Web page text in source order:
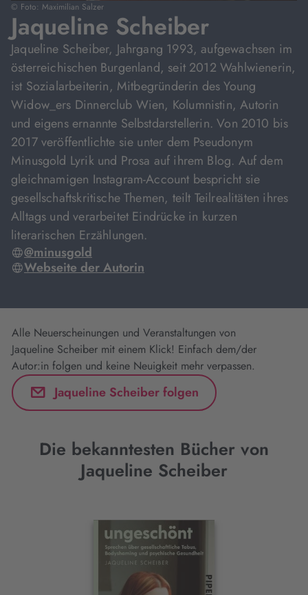
© Foto: Maximilian Salzer
Jaqueline Scheiber
Jaqueline Scheiber, Jahrgang 1993, aufgewachsen im
österreichischen Burgenland, seit 2012 Wahlwienerin,
ist Sozialarbeiterin, Mitbegründerin des Young
Widow_ers Dinnerclub Wien, Kolumnistin, Autorin
und eigens ernannte Selbstdarstellerin. Von 2010 bis
2017 veröffentlichte sie unter dem Pseudonym
Minusgold Lyrik und Prosa auf ihrem Blog. Auf dem
gleichnamigen Instagram-Account bespricht sie
gesellschaftskritische Themen, teilt Teilrealitäten ihres
Alltags und verarbeitet Eindrücke in kurzen
literarischen Erzählungen.
@minusgold
Webseite der Autorin
Alle Neuerscheinungen und Veranstaltungen von
Jaqueline Scheiber mit einem Klick! Einfach dem/der
Autor:in folgen und keine Neuigkeit mehr verpassen.
Jaqueline Scheiber folgen
Die bekanntesten Bücher von
Jaqueline Scheiber